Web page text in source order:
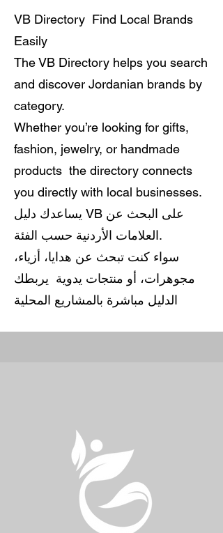
VB Directory Find Local Brands
Easily
The VB Directory helps you search
and discover Jordanian brands by
category.
Whether you’re looking for gifts,
fashion, jewelry, or handmade
products the directory connects
you directly with local businesses.
يساعدك دليل VB على البحث عن
العلامات الأردنية حسب الفئة.
سواء كنت تبحث عن هدايا، أزياء،
مجوهرات، أو منتجات يدوية يربطك
الدليل مباشرة بالمشاريع المحلية